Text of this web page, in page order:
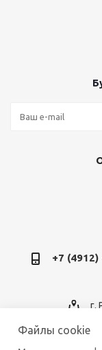
+7 (4912)
г.
Файлы cookie